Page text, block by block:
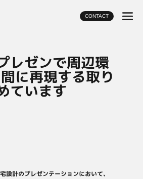
CONTACT
レゼンで周辺環
に再現する取り
ています
設計のプレゼンテーションにおいて、